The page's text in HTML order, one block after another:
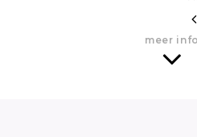
meer info